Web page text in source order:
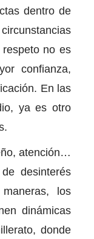
dentro de
no es
confianza,
En las
ya es otro
atención…
desinterés
los
dinámicas
donde